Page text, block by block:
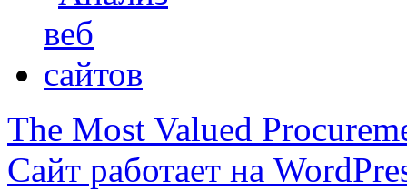
The Most Valued
Сайт работает на